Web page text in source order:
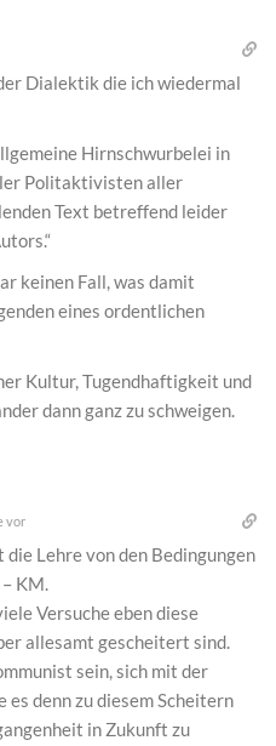
Dialektik die ich wiedermal
Hirnschwurbelei in
Politaktivisten aller
Text betreffend leider
keinen Fall, was damit
eines ordentlichen
Kultur, Tugendhaftigkeit und
dann ganz zu schweigen.
vor
Lehre von den Bedingungen
KM.
Versuche eben diese
allesamt gescheitert sind.
sein, sich mit der
es denn zu diesem Scheitern
in Zukunft zu